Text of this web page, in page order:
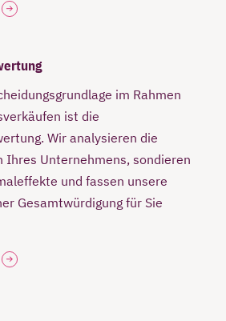
im Rahmen
ist die
Wir analysieren die
Ihres Unternehmens, sondieren
und fassen unsere
Gesamtwürdigung für Sie